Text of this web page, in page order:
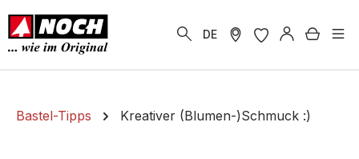
springen
DE
Bastel-Tipps Kreativer (Blumen-)Schmuck :)